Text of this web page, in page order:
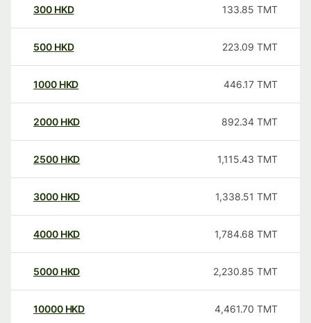
300 HKD 133.85 TMT
500 HKD 223.09 TMT
1000 HKD 446.17 TMT
2000 HKD 892.34 TMT
2500 HKD 1,115.43 TMT
3000 HKD 1,338.51 TMT
4000 HKD 1,784.68 TMT
5000 HKD 2,230.85 TMT
10000 HKD 4,461.70 TMT